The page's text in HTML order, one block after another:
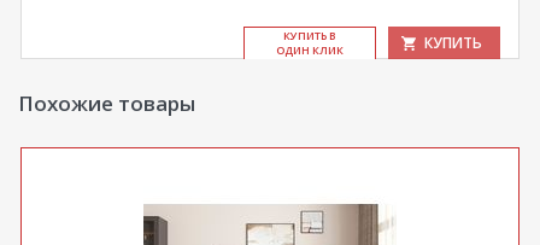
КУ­ПИТЬ В
ОДИН КЛИК
КУПИТЬ
Похожие товары